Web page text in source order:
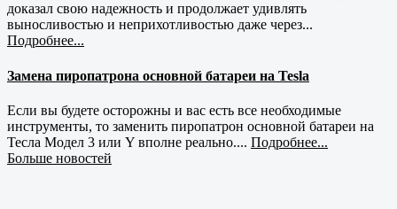
доказал свою надежность и продолжает удивлять
выносливостью и неприхотливостью даже через...
Подробнее...
Замена пиропатрона основной батареи на Tesla
Если вы будете осторожны и вас есть все необходимые
инструменты, то заменить пиропатрон основной батареи на
Тесла Модел 3 или Y вполне реально.... Подробнее...
Больше новостей